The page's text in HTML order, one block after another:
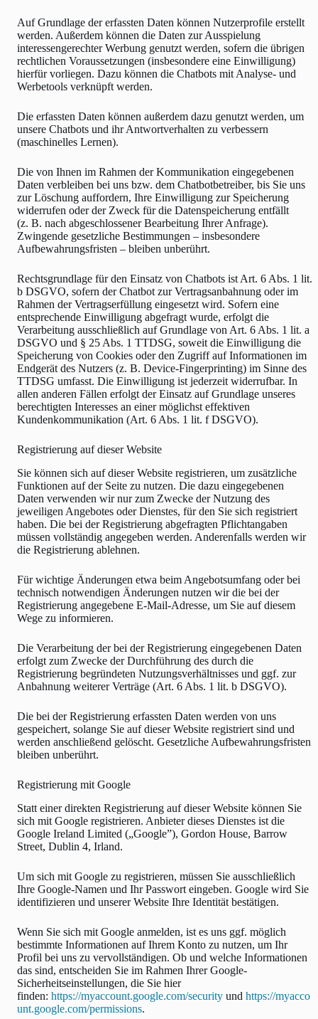
Auf Grundlage der erfassten Daten können Nutzerprofile erstellt
werden. Außerdem können die Daten zur Ausspielung
interessengerechter Werbung genutzt werden, sofern die übrigen
rechtlichen Voraussetzungen (insbesondere eine Einwilligung)
hierfür vorliegen. Dazu können die Chatbots mit Analyse- und
Werbetools verknüpft werden.
Die erfassten Daten können außerdem dazu genutzt werden, um
unsere Chatbots und ihr Antwortverhalten zu verbessern
(maschinelles Lernen).
Die von Ihnen im Rahmen der Kommunikation eingegebenen
Daten verbleiben bei uns bzw. dem Chatbotbetreiber, bis Sie uns
zur Löschung auffordern, Ihre Einwilligung zur Speicherung
widerrufen oder der Zweck für die Datenspeicherung entfällt
(z. B. nach abgeschlossener Bearbeitung Ihrer Anfrage).
Zwingende gesetzliche Bestimmungen – insbesondere
Aufbewahrungsfristen – bleiben unberührt.
Rechtsgrundlage für den Einsatz von Chatbots ist Art. 6 Abs. 1 lit.
b DSGVO, sofern der Chatbot zur Vertragsanbahnung oder im
Rahmen der Vertragserfüllung eingesetzt wird. Sofern eine
entsprechende Einwilligung abgefragt wurde, erfolgt die
Verarbeitung ausschließlich auf Grundlage von Art. 6 Abs. 1 lit. a
DSGVO und § 25 Abs. 1 TTDSG, soweit die Einwilligung die
Speicherung von Cookies oder den Zugriff auf Informationen im
Endgerät des Nutzers (z. B. Device-Fingerprinting) im Sinne des
TTDSG umfasst. Die Einwilligung ist jederzeit widerrufbar. In
allen anderen Fällen erfolgt der Einsatz auf Grundlage unseres
berechtigten Interesses an einer möglichst effektiven
Kundenkommunikation (Art. 6 Abs. 1 lit. f DSGVO).
Registrierung auf dieser Website
Sie können sich auf dieser Website registrieren, um zusätzliche
Funktionen auf der Seite zu nutzen. Die dazu eingegebenen
Daten verwenden wir nur zum Zwecke der Nutzung des
jeweiligen Angebotes oder Dienstes, für den Sie sich registriert
haben. Die bei der Registrierung abgefragten Pflichtangaben
müssen vollständig angegeben werden. Anderenfalls werden wir
die Registrierung ablehnen.
Für wichtige Änderungen etwa beim Angebotsumfang oder bei
technisch notwendigen Änderungen nutzen wir die bei der
Registrierung angegebene E-Mail-Adresse, um Sie auf diesem
Wege zu informieren.
Die Verarbeitung der bei der Registrierung eingegebenen Daten
erfolgt zum Zwecke der Durchführung des durch die
Registrierung begründeten Nutzungsverhältnisses und ggf. zur
Anbahnung weiterer Verträge (Art. 6 Abs. 1 lit. b DSGVO).
Die bei der Registrierung erfassten Daten werden von uns
gespeichert, solange Sie auf dieser Website registriert sind und
werden anschließend gelöscht. Gesetzliche Aufbewahrungsfristen
bleiben unberührt.
Registrierung mit Google
Statt einer direkten Registrierung auf dieser Website können Sie
sich mit Google registrieren. Anbieter dieses Dienstes ist die
Google Ireland Limited („Google”), Gordon House, Barrow
Street, Dublin 4, Irland.
Um sich mit Google zu registrieren, müssen Sie ausschließlich
Ihre Google-Namen und Ihr Passwort eingeben. Google wird Sie
identifizieren und unserer Website Ihre Identität bestätigen.
Wenn Sie sich mit Google anmelden, ist es uns ggf. möglich
bestimmte Informationen auf Ihrem Konto zu nutzen, um Ihr
Profil bei uns zu vervollständigen. Ob und welche Informationen
das sind, entscheiden Sie im Rahmen Ihrer Google-
Sicherheitseinstellungen, die Sie hier
finden: https://myaccount.google.com/security und https://myacco
unt.google.com/permissions.